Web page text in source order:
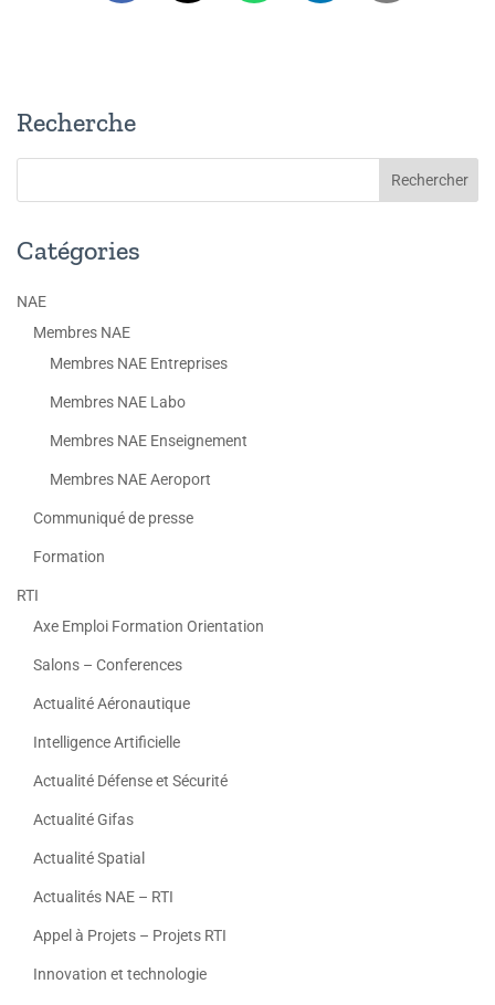
Recherche
Catégories
NAE
Membres NAE
Membres NAE Entreprises
Membres NAE Labo
Membres NAE Enseignement
Membres NAE Aeroport
Communiqué de presse
Formation
RTI
Axe Emploi Formation Orientation
Salons – Conferences
Actualité Aéronautique
Intelligence Artificielle
Actualité Défense et Sécurité
Actualité Gifas
Actualité Spatial
Actualités NAE – RTI
Appel à Projets – Projets RTI
Innovation et technologie